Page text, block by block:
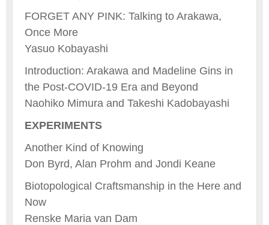
FORGET ANY PINK: Talking to Arakawa,
Once More
Yasuo Kobayashi
Introduction: Arakawa and Madeline Gins in
the Post-COVID-19 Era and Beyond
Naohiko Mimura and Takeshi Kadobayashi
EXPERIMENTS
Another Kind of Knowing
Don Byrd, Alan Prohm and Jondi Keane
Biotopological Craftsmanship in the Here and
Now
Renske Maria van Dam